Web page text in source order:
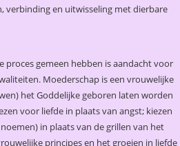
verbinding en uitwisseling met dierbare
proces gemeen hebben is aandacht voor
Moederschap is een vrouwelijke
het Goddelijke geboren laten worden
voor liefde in plaats van angst; kiezen
in plaats van de grillen van het
principes en het groeien in liefde